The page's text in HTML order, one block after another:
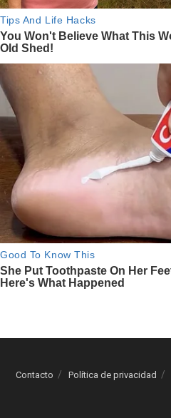
Contacto Política de privacidad